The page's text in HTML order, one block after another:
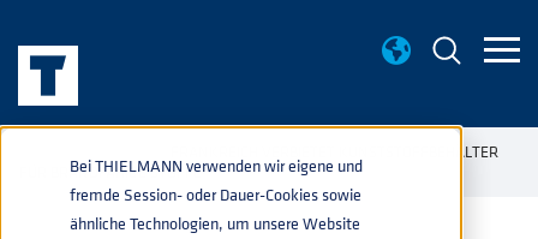
Bei THIELMANN verwenden wir eigene und
fremde Session- oder Dauer-Cookies sowie
ähnliche Technologien, um unsere Website
FRANKREICH VERBIETET KUNSTSTOFFBEHÄLTER
FÜR BRANDFÄHIGE STOFFE